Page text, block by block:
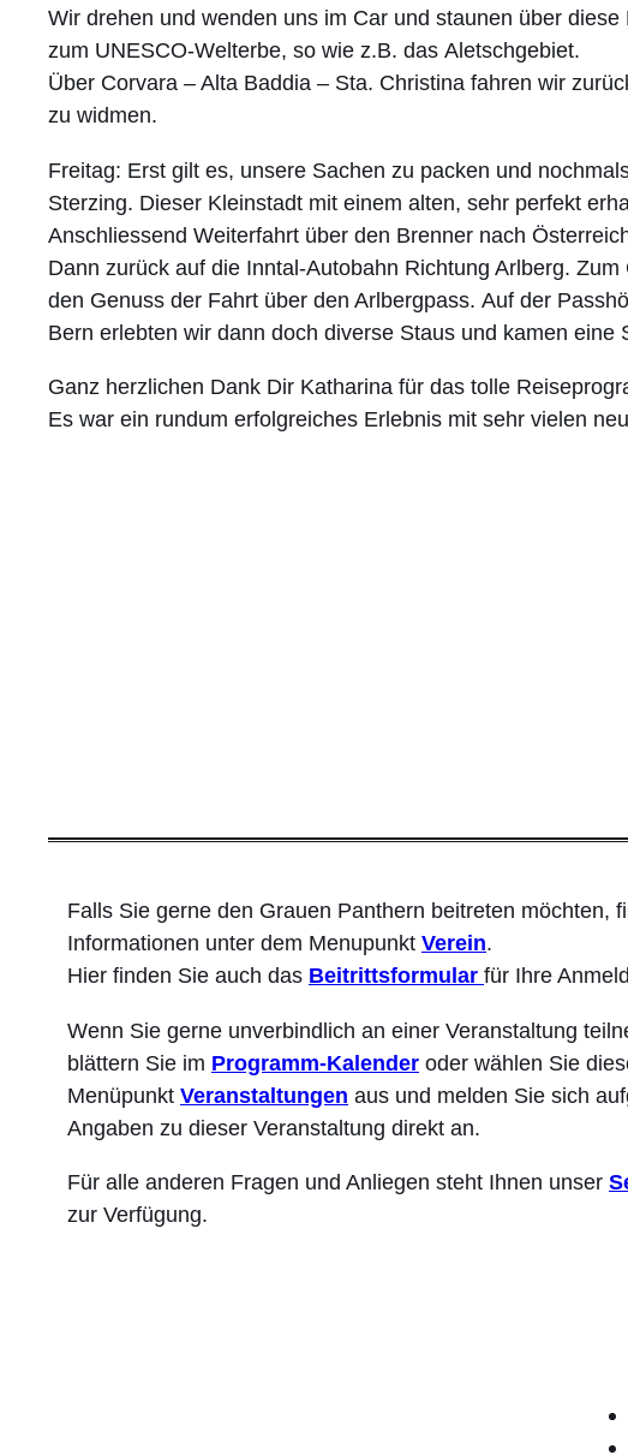
Wir drehen und wenden uns im Car und staunen über
zum UNESCO-Welterbe, so wie z.B. das Aletschgebiet.
Über Corvara – Alta Baddia – Sta. Christina fahren wir
zu widmen.
Freitag: Erst gilt es, unsere Sachen zu packen und
Sterzing. Dieser Kleinstadt mit einem alten, sehr perfekt
Anschliessend Weiterfahrt über den Brenner nach
Dann zurück auf die Inntal-Autobahn Richtung Arlberg.
den Genuss der Fahrt über den Arlbergpass. Auf der
Bern erlebten wir dann doch diverse Staus und kamen
Ganz herzlichen Dank Dir Katharina für das tolle
Es war ein rundum erfolgreiches Erlebnis mit sehr vielen
Falls Sie gerne den Grauen Panthern beitreten möchten,
Informationen unter dem Menupunkt Verein.
Hier finden Sie auch das Beitrittsformular für Ihre
Wenn Sie gerne unverbindlich an einer Veranstaltung
blättern Sie im Programm-Kalender oder wählen Sie
Menüpunkt Veranstaltungen aus und melden Sie sich
Angaben zu dieser Veranstaltung direkt an.
Für alle anderen Fragen und Anliegen steht Ihnen unser
zur Verfügung.